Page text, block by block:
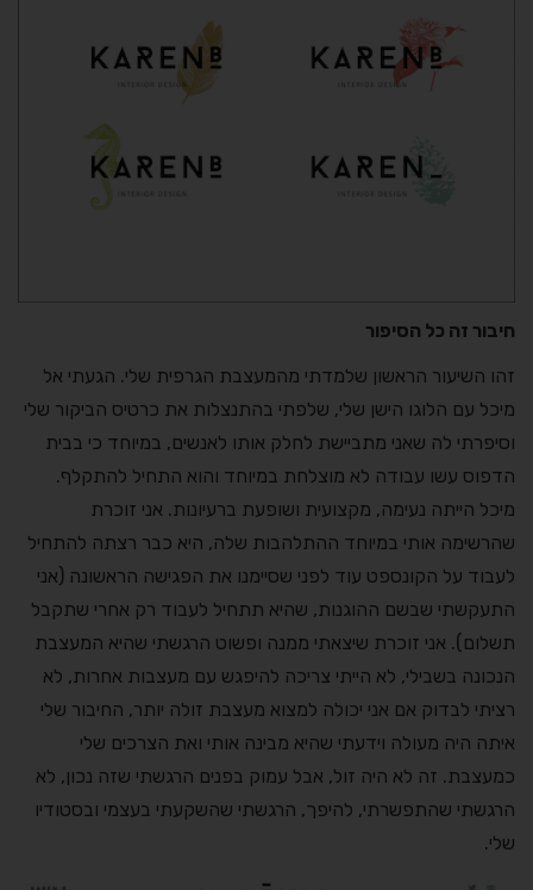
חיבור זה כל הסיפור
זהו השיעור הראשון שלמדתי מהמעצבת הגרפית שלי. הגעתי אל
מיכל עם הלוגו הישן שלי, שלפתי בהתנצלות את כרטיס הביקור שלי
וסיפרתי לה שאני מתביישת לחלק אותו לאנשים, במיוחד כי בבית
הדפוס עשו עבודה לא מוצלחת במיוחד והוא התחיל להתקלף.
מיכל הייתה נעימה, מקצועית ושופעת ברעיונות. אני זוכרת
שהרשימה אותי במיוחד ההתלהבות שלה, היא כבר רצתה להתחיל
לעבוד על הקונספט עוד לפני שסיימנו את הפגישה הראשונה (אני
התעקשתי שבשם ההוגנות, שהיא תתחיל לעבוד רק אחרי שתקבל
תשלום). אני זוכרת שיצאתי ממנה ופשוט הרגשתי שהיא המעצבת
הנכונה בשבילי, לא הייתי צריכה להיפגש עם מעצבות אחרות, לא
רציתי לבדוק אם אני יכולה למצוא מעצבת זולה יותר, החיבור שלי
איתה היה מעולה וידעתי שהיא מבינה אותי ואת הצרכים שלי
כמעצבת. זה לא היה זול, אבל עמוק בפנים הרגשתי שזה נכון, לא
הרגשתי שהתפשרתי, להיפך, הרגשתי שהשקעתי בעצמי ובסטודיו
שלי.